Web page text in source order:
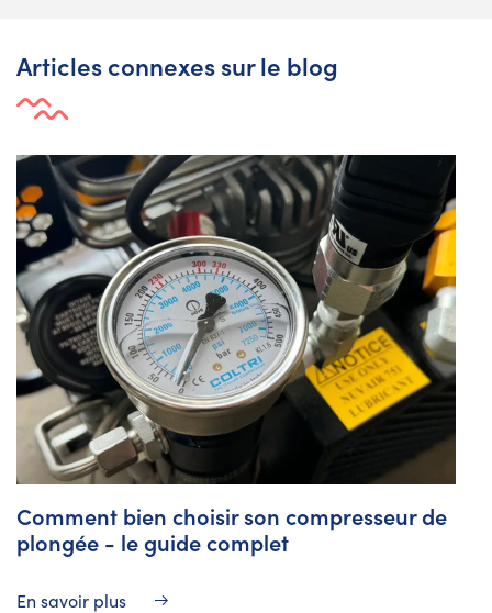
Articles connexes sur le blog
Comment bien choisir son compresseur de
plongée - le guide complet
En savoir plus